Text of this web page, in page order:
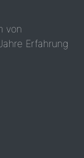
von
Erfahrung